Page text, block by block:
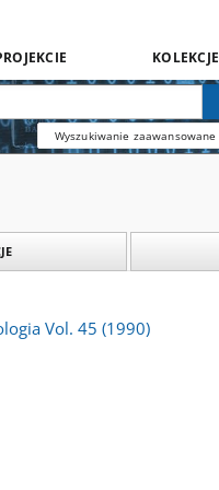
KOLEKCJE
Wyszukiwanie zaawansowane
Vol. 45 (1990)